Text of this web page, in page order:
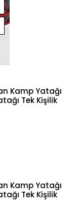
Kamp Yatağı
Tek Kişilik
Kamp Yatağı
Tek Kişilik